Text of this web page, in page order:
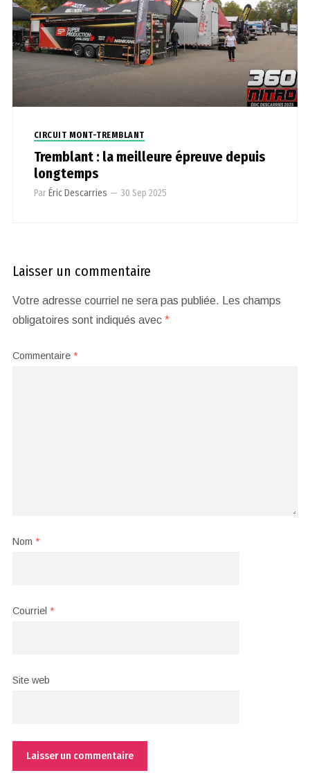
CIRCUIT MONT-TREMBLANT
Tremblant : la meilleure épreuve depuis
longtemps
ParÉric Descarries — 30 Sep 2025
Laisser un commentaire
Votre adresse courriel ne sera pas publiée.
Les champs
obligatoires sont indiqués avec *
Commentaire *
Nom *
Courriel *
Site web